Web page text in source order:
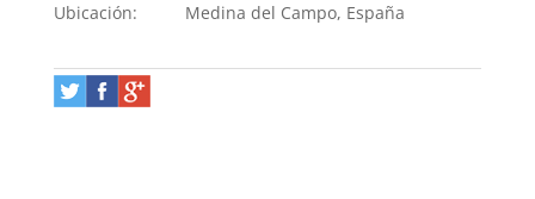
Ubicación: Medina del Campo, España